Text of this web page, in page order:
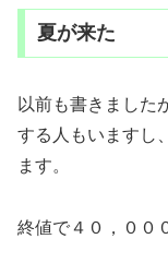
夏が来た
以前も書きました
する人もいますし
ます。
終値で４０，００